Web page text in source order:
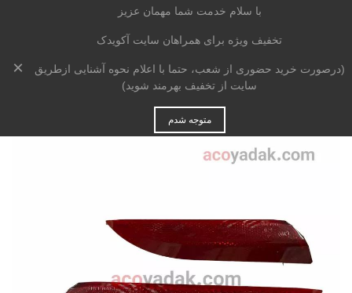
خانه > بدنه > چراغ > مه شکن / دیلایت > شبرنگ عقب چپ هایما
با سلام خدمت شما مهمان عزیز
تخفیف ویژه برای همراهان سایت آکویدک
(درصورت خرید حضوری از شعب، حتما با اعلام نحوه آشنایی ازطریق
سایت از تخفیف بهرمند شوید)
متوجه شدم
×